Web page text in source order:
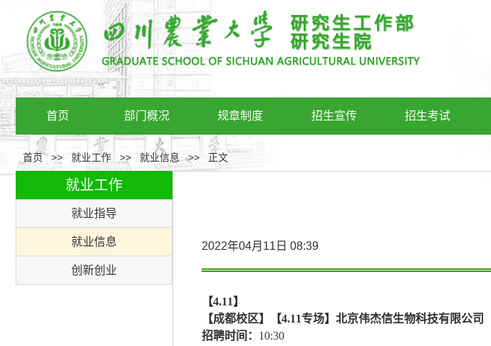
首页 部门概况 规章制度 招生宣传 招生考试
首页>> 就业工作 >> 就业信息 >> 正文
就业工作
就业指导
就业信息
创新创业
2022年04月11日 08:39
【4.11】
【成都校区】【4.11专场】北京伟杰信生物科技有限公司
招聘时间： 10:30